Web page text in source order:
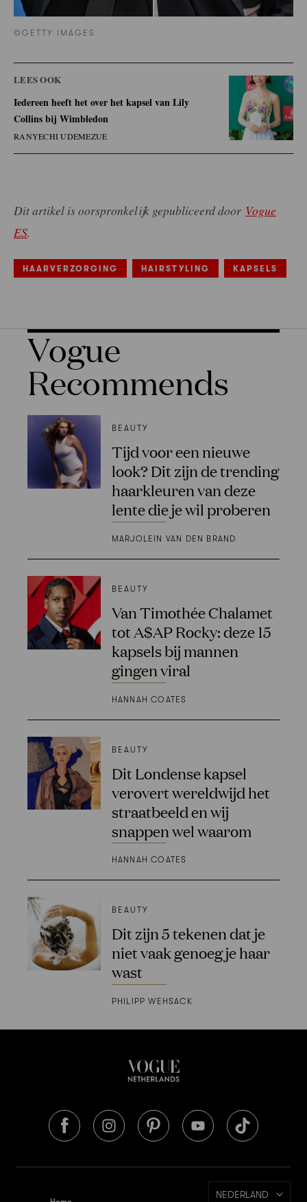
©GETTY IMAGES
LEES OOK
Iedereen heeft het over het kapsel van Lily
Collins bij Wimbledon
RANYECHI UDEMEZUE
Dit artikel is oorspronkelijk gepubliceerd door Vogue
ES.
HAARVERZORGING HAIRSTYLING KAPSELS
Vogue
Recommends
BEAUTY
Tijd voor een nieuwe
look? Dit zijn de trending
haarkleuren van deze
lente die je wil proberen
MARJOLEIN VAN DEN BRAND
BEAUTY
Van Timothée Chalamet
tot A$AP Rocky: deze 15
kapsels bij mannen
gingen viral
HANNAH COATES
BEAUTY
Dit Londense kapsel
verovert wereldwijd het
straatbeeld en wij
snappen wel waarom
HANNAH COATES
BEAUTY
Dit zijn 5 tekenen dat je
niet vaak genoeg je haar
wast
PHILIPP WEHSACK
NEDERLAND